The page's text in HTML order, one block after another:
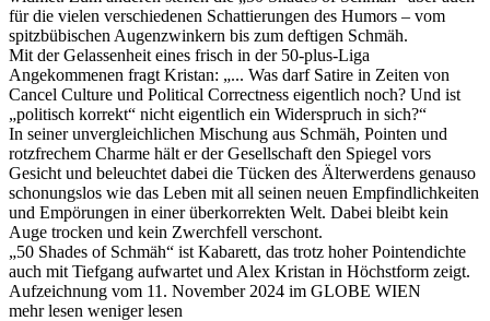
für die vielen verschiedenen Schattierungen des Humors – vom
spitzbübischen Augenzwinkern bis zum deftigen Schmäh.
Mit der Gelassenheit eines frisch in der 50-plus-Liga
Angekommenen fragt Kristan: „... Was darf Satire in Zeiten von
Cancel Culture und Political Correctness eigentlich noch? Und ist
„politisch korrekt“ nicht eigentlich ein Widerspruch in sich?“
In seiner unvergleichlichen Mischung aus Schmäh, Pointen und
rotzfrechem Charme hält er der Gesellschaft den Spiegel vors
Gesicht und beleuchtet dabei die Tücken des Älterwerdens genauso
schonungslos wie das Leben mit all seinen neuen Empfindlichkeiten
und Empörungen in einer überkorrekten Welt. Dabei bleibt kein
Auge trocken und kein Zwerchfell verschont.
„50 Shades of Schmäh“ ist Kabarett, das trotz hoher Pointendichte
auch mit Tiefgang aufwartet und Alex Kristan in Höchstform zeigt.
Aufzeichnung vom 11. November 2024 im GLOBE WIEN
mehr lesen weniger lesen